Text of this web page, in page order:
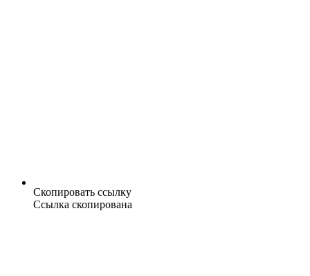
Скопировать ссылку
Ссылка скопирована